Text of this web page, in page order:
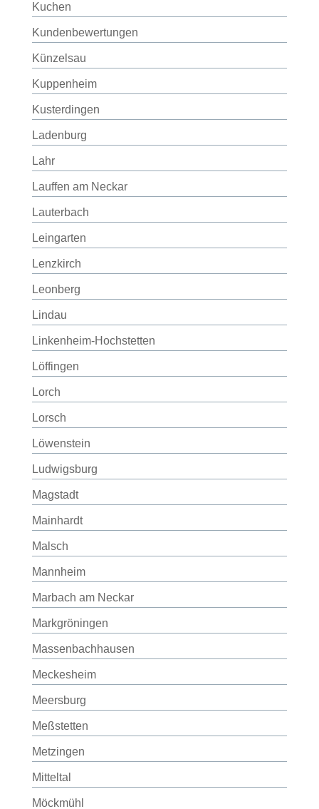
Kuchen
Kundenbewertungen
Künzelsau
Kuppenheim
Kusterdingen
Ladenburg
Lahr
Lauffen am Neckar
Lauterbach
Leingarten
Lenzkirch
Leonberg
Lindau
Linkenheim-Hochstetten
Löffingen
Lorch
Lorsch
Löwenstein
Ludwigsburg
Magstadt
Mainhardt
Malsch
Mannheim
Marbach am Neckar
Markgröningen
Massenbachhausen
Meckesheim
Meersburg
Meßstetten
Metzingen
Mitteltal
Möckmühl